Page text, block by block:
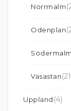
Norrmalm
Odenplan
Södermalm
Vasastan
Uppland (4)